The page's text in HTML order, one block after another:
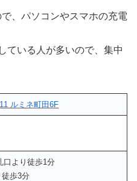
で、パソコンやスマホの充電
ている人が多いので、集中
ルミネ町田6F
口より徒歩1分
歩3分